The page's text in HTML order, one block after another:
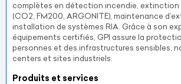
complètes en détection incendie, extinction
(CO2, FM200, ARGONITE), maintenance
installation de systèmes RIA. Grâce à son
équipements certifiés, GPI assure la
personnes et des infrastructures sensibles,
centers et sites industriels.
Produits et services